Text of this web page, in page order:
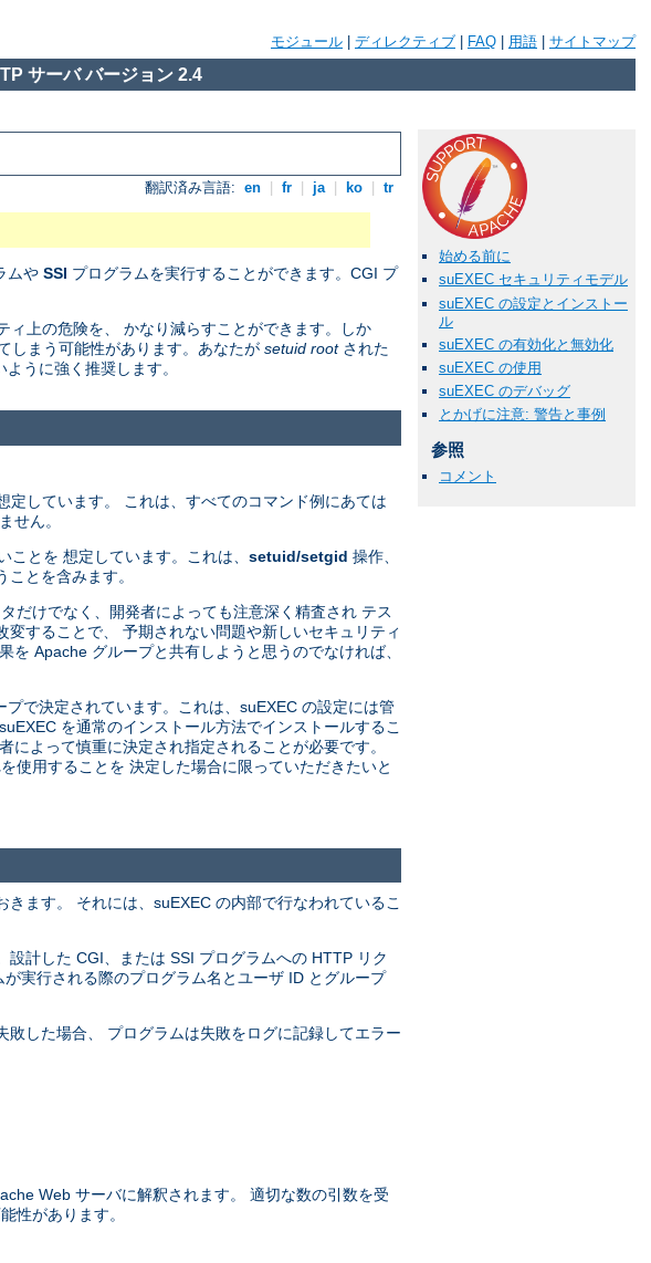
モジュール ディレクティブ FAQ 用語 サイトマップ
サーバ バージョン 2.4
翻訳済み言語: en fr ja ko tr
ムや SSI プログラムを実行することができます。CGI プ
上の危険を、 かなり減らすことができます。しか
しまう可能性があります。あなたが setuid rootされた
うに強く推奨します。
始める前に
suEXEC セキュリティモデル
suEXEC の設定とインストー
ル
suEXEC の有効化と無効化
suEXEC の使用
suEXEC のデバッグ
とかげに注意: 警告と事例
参照
コメント
しています。 これは、すべてのコマンド例にあては
せん。
とを 想定しています。これは、 setuid/setgid 操作、
とを含みます。
だけでなく、開発者によっても注意深く精査され テス
することで、 予期されない問題や新しいセキュリティ
Apache グループと共有しようと思うのでなければ、
プで決定されています。これは、suEXEC の設定には管
を通常のインストール方法でインストールするこ
よって慎重に決定され指定されることが必要です。
使用することを 決定した場合に限っていただきたいと
ます。 それには、suEXEC の内部で行なわれているこ
計した CGI、または SSI プログラムへの HTTP リク
実行される際のプログラム名とユーザ ID とグループ
した場合、 プログラムは失敗をログに記録してエラー
Web サーバに解釈されます。 適切な数の引数を受
性があります。